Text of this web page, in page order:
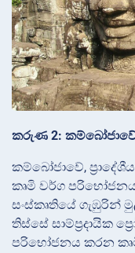
කරුණ 2:
කම්බෝජාවේ,
කෘමි වර්ග
සංස්කෘතියේ ගැඹුරින්
තිස්සේ සාම්ප්‍රදායික
පරිභෝජනය කරන